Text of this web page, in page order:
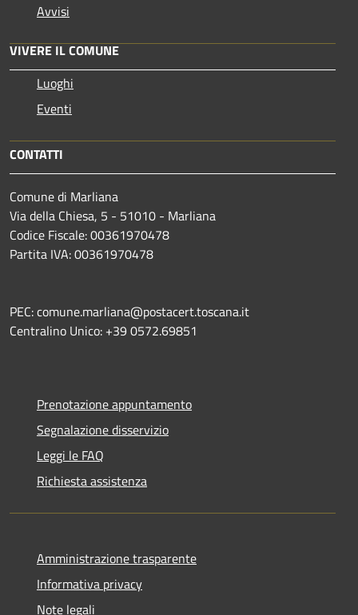
Avvisi
VIVERE IL COMUNE
Luoghi
Eventi
CONTATTI
Comune di Marliana
Via della Chiesa, 5 - 51010 - Marliana
Codice Fiscale: 00361970478
Partita IVA: 00361970478
PEC: comune.marliana@postacert.toscana.it
Centralino Unico: +39 0572.69851
Prenotazione appuntamento
Segnalazione disservizio
Leggi le FAQ
Richiesta assistenza
Amministrazione trasparente
Informativa privacy
Note legali